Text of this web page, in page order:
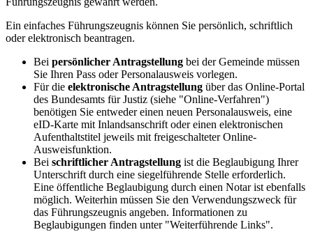
Ein einfaches Führungszeugnis können Sie persönlich, schriftlich
oder elektronisch beantragen.
Bei persönlicher Antragstellung bei der Gemeinde müssen
Sie Ihren Pass oder Personalausweis vorlegen.
Für die elektronische Antragstellung über das Online-Portal
des Bundesamts für Justiz (siehe "Online-Verfahren")
benötigen Sie entweder einen neuen Personalausweis, eine
eID-Karte mit Inlandsanschrift oder einen elektronischen
Aufenthaltstitel jeweils mit freigeschalteter Online-
Ausweisfunktion.
Bei schriftlicher Antragstellung ist die Beglaubigung Ihrer
Unterschrift durch eine siegelführende Stelle erforderlich.
Eine öffentliche Beglaubigung durch einen Notar ist ebenfalls
möglich. Weiterhin müssen Sie den Verwendungszweck für
das Führungszeugnis angeben. Informationen zu
Beglaubigungen finden unter "Weiterführende Links".